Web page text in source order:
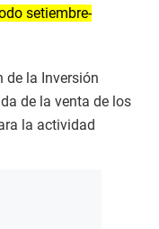
setiembre-
de la Inversión
de la venta de los
la actividad